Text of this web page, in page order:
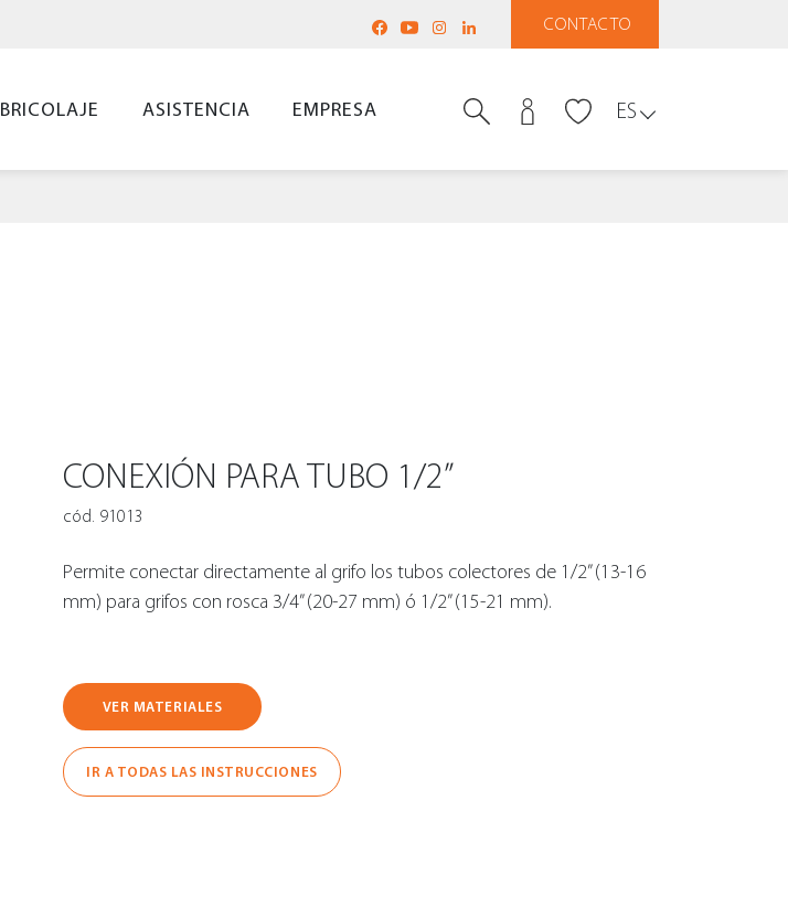
CONTACTO
BRICOLAJE ASISTENCIA EMPRESA ES
CONEXIÓN PARA TUBO 1/2”
cód. 91013
Permite conectar directamente al grifo los tubos colectores de 1/2” (13-16
mm) para grifos con rosca 3/4” (20-27 mm) ó 1/2” (15-21 mm).
VER MATERIALES
IR A TODAS LAS INSTRUCCIONES